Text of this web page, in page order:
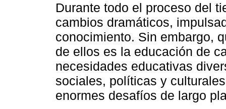
Durante todo el proceso del
cambios dramáticos,
conocimiento. Sin embargo,
de ellos es la educación de
necesidades educativas
sociales, políticas y
enormes desafíos de largo